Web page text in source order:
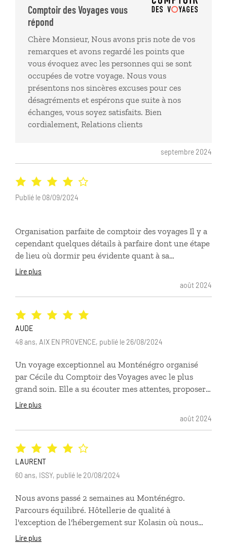
virage, pas de plage, balade à pied impossible, vue sur
mer=toit terrasse câbles, accès hôtel plan incliné
béton glissant et escalier entravé par vidange clim.
Sdb exigues pas de prise ni tablette pour 1.Balades en
bateau lac Skadar 5H30, bouches KOTOR 4H trop
longues avec guide anglophoneSsentiment d’avoir
trop payé en comparant les prix sur place
septembre 2024
Comptoir des Voyages vous
répond
Chère Monsieur, Nous avons pris note de vos
remarques et avons regardé les points que
vous évoquez avec les personnes qui se sont
occupées de votre voyage. Nous vous
présentons nos sincères excuses pour ces
désagréments et espérons que suite à nos
échanges, vous soyez satisfaits. Bien
cordialement, Relations clients
Organisation parfaite de comptoir des voyages Il y a
cependant quelques détails à parfaire dont une étape
de lieu où dormir peu évidente quant à sa
localisation et sa facilité d’acces
Lire plus
août 2024
Publié le 08/09/2024
Un voyage exceptionnel au Monténégro organisé
par Cécile du Comptoir des Voyages avec le plus
grand soin. Elle a su écouter mes attentes, proposer
des idées parfaitement adaptées et est restée très
disponible pendant notre séjour. Je recommande
destination !!
Lire plus
août 2024
AUDE
48 ans, AIX EN PROVENCE, publié le 26/08/2024
Nous avons passé 2 semaines au Monténégro.
Parcours équilibré. Hôtellerie de qualité à
l'exception de l'hébergement sur Kolasin où nous
étions logés dans le bâtiment principal (et non pas
Lire plus
LAURENT
60 ans, ISSY, publié le 20/08/2024